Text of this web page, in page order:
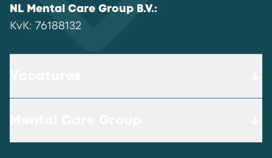
NL Mental Care Group B.V.:
KvK: 76188132